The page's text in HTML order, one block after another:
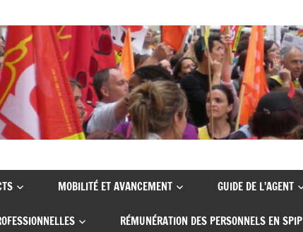
MOBILITÉ ET AVANCEMENT GUIDE DE L’AGENT
RÉMUNÉRATION DES PERSONNELS EN SPIP